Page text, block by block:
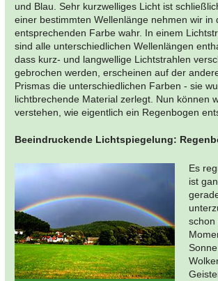
und Blau. Sehr kurzwelliges Licht ist
einer bestimmten Wellenlänge nehmen wir in
entsprechenden Farbe wahr. In einem
sind alle unterschiedlichen Wellenlängen
dass kurz- und langwellige Lichtstrahlen
gebrochen werden, erscheinen auf der
Prismas die unterschiedlichen Farben - sie
lichtbrechende Material zerlegt. Nun können
verstehen, wie eigentlich ein Regenbogen
Beeindruckende Lichtspiegelung:
Es
ist
schon